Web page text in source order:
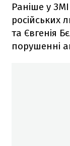
Раніше у
російських
та Євгенія
порушенні